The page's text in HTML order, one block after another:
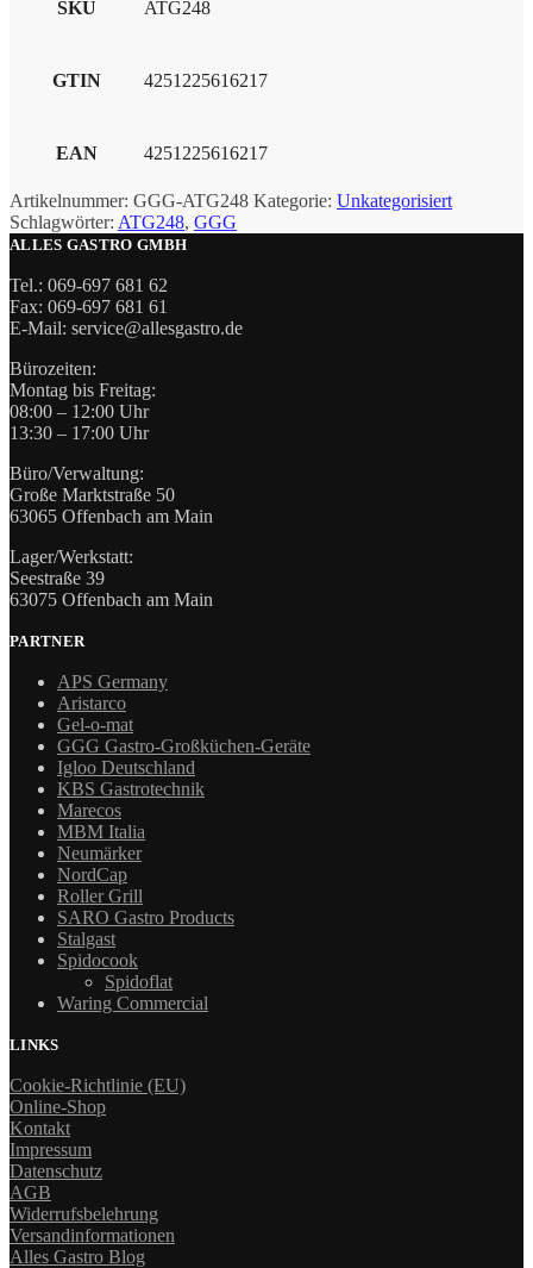
SKU ATG248
GTIN 4251225616217
EAN 4251225616217
Artikelnummer: GGG-ATG248 Kategorie: Unkategorisiert
Schlagwörter: ATG248, GGG
ALLES GASTRO GMBH
Tel.: 069-697 681 62
Fax: 069-697 681 61
E-Mail: service@allesgastro.de
Bürozeiten:
Montag bis Freitag:
08:00 – 12:00 Uhr
13:30 – 17:00 Uhr
Büro/Verwaltung:
Große Marktstraße 50
63065 Offenbach am Main
Lager/Werkstatt:
Seestraße 39
63075 Offenbach am Main
PARTNER
APS Germany
Aristarco
Gel-o-mat
GGG Gastro-Großküchen-Geräte
Igloo Deutschland
KBS Gastrotechnik
Marecos
MBM Italia
Neumärker
NordCap
Roller Grill
SARO Gastro Products
Stalgast
Spidocook
Spidoflat
Waring Commercial
LINKS
Cookie-Richtlinie (EU)
Online-Shop
Kontakt
Impressum
Datenschutz
AGB
Widerrufsbelehrung
Versandinformationen
Alles Gastro Blog